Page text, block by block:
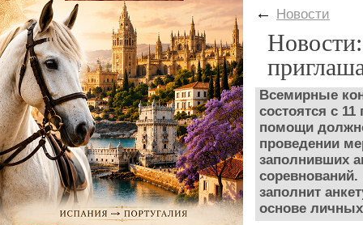
← Новости
Всемирные
состоятся с
помощи
проведении
заполнивших
заполнит
основе